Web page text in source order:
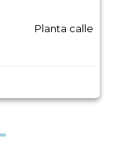
Planta calle